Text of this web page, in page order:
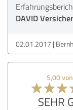
DAVID
02.01.2017
5,00
SEHR